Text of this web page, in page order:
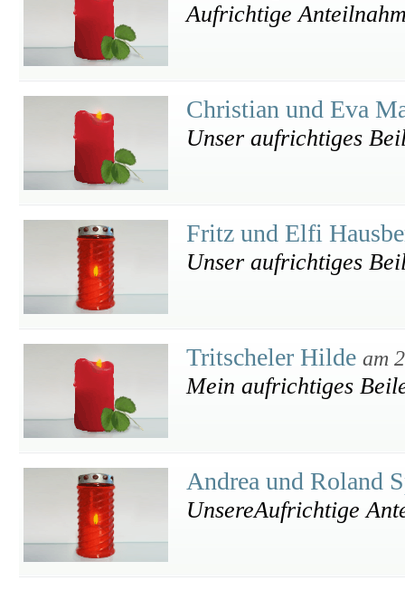
Aufrichtige
Christian und Eva
Unser aufrichtiges
Fritz und Elfi
Unser aufrichtiges
Tritscheler Hilde am
Mein aufrichtiges
Andrea und Roland
UnsereAufrichtige